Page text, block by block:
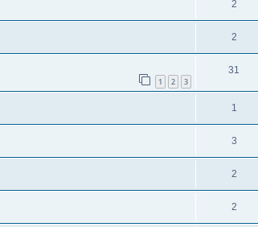
2
2
1 2 3
31
1
3
2
2